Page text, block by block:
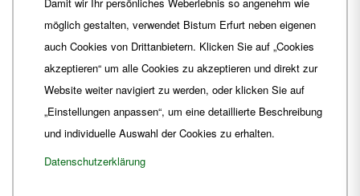
+49 361 6572-444
ordinariat Bistum-Erfurt.de
möglich gestalten, verwendet Bistum Erfurt neben eigenen
auch Cookies von Drittanbietern. Klicken Sie auf „Cookies
akzeptieren“ um alle Cookies zu akzeptieren und direkt zur
Website weiter navigiert zu werden, oder klicken Sie auf
„Einstellungen anpassen“, um eine detaillierte Beschreibung
und individuelle Auswahl der Cookies zu erhalten.
Datenschutzerklärung